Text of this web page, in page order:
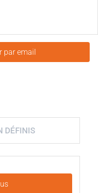
par email
DÉFINIS